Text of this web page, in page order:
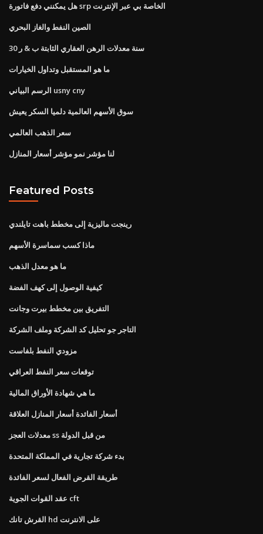
هل يمكنني دفع فاتورة srp الخاصة بي عبر الإنترنت
الصين النفط والغاز البحري
30 سنة معدلات الرهن العقاري الثابتة ب & ر
ما هو المستقبل وتداول الخيارات
الرسم البياني usny cny
سوق الأسهم العالمية دلميا السكر يعيش
سعر الذهب العالمي
لنا مؤشر نمو مؤشر أسعار المنازل
Featured Posts
رينجت ماليزية إلى مخطط باهت تايلندي
ماذا كسب سماسرة الأسهم
ما هو معدل الذهب
كيفية الوصول إلى كهف الفضة
التفريق بين مخطط بيرت وجانت
التاجر جو تحليل كد الشركة وملف الشركة
مزودي النفط بلفاست
توقعات سعر النفط العراقي
ما هي شهادة الأوراق المالية
أسعار الفائدة أسعار المنازل العلاقة
معدلات العجز ss من قبل الدولة
بدء شركة تجارية في المملكة المتحدة
طريقة القرض الفعال لسعر الفائدة
عقد القوات الجوية cft
القرش تانك hd على الانترنت